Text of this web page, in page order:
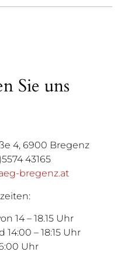
Sie uns
4, 6900 Bregenz
43165
bregenz.at
14 – 18.15 Uhr
14:00 – 18:15 Uhr
Uhr